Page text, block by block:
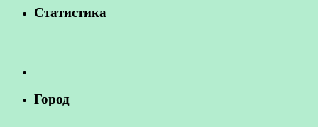
Статистика
Город